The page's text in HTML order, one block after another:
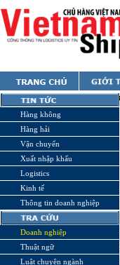
Hàng không
Hàng hải
Vận chuyển
Xuất nhập khẩu
Logistics
Kinh tế
Thông tin doanh nghiệp
Doanh nghiệp
Thuật ngữ
Luật chuyên ngành